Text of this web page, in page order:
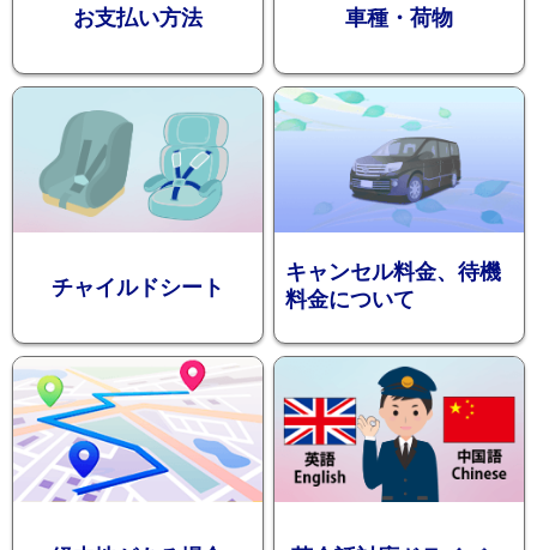
ション
お支払い方法 車種・荷物
チャイルドシート
キャンセル料金、待機
料金について